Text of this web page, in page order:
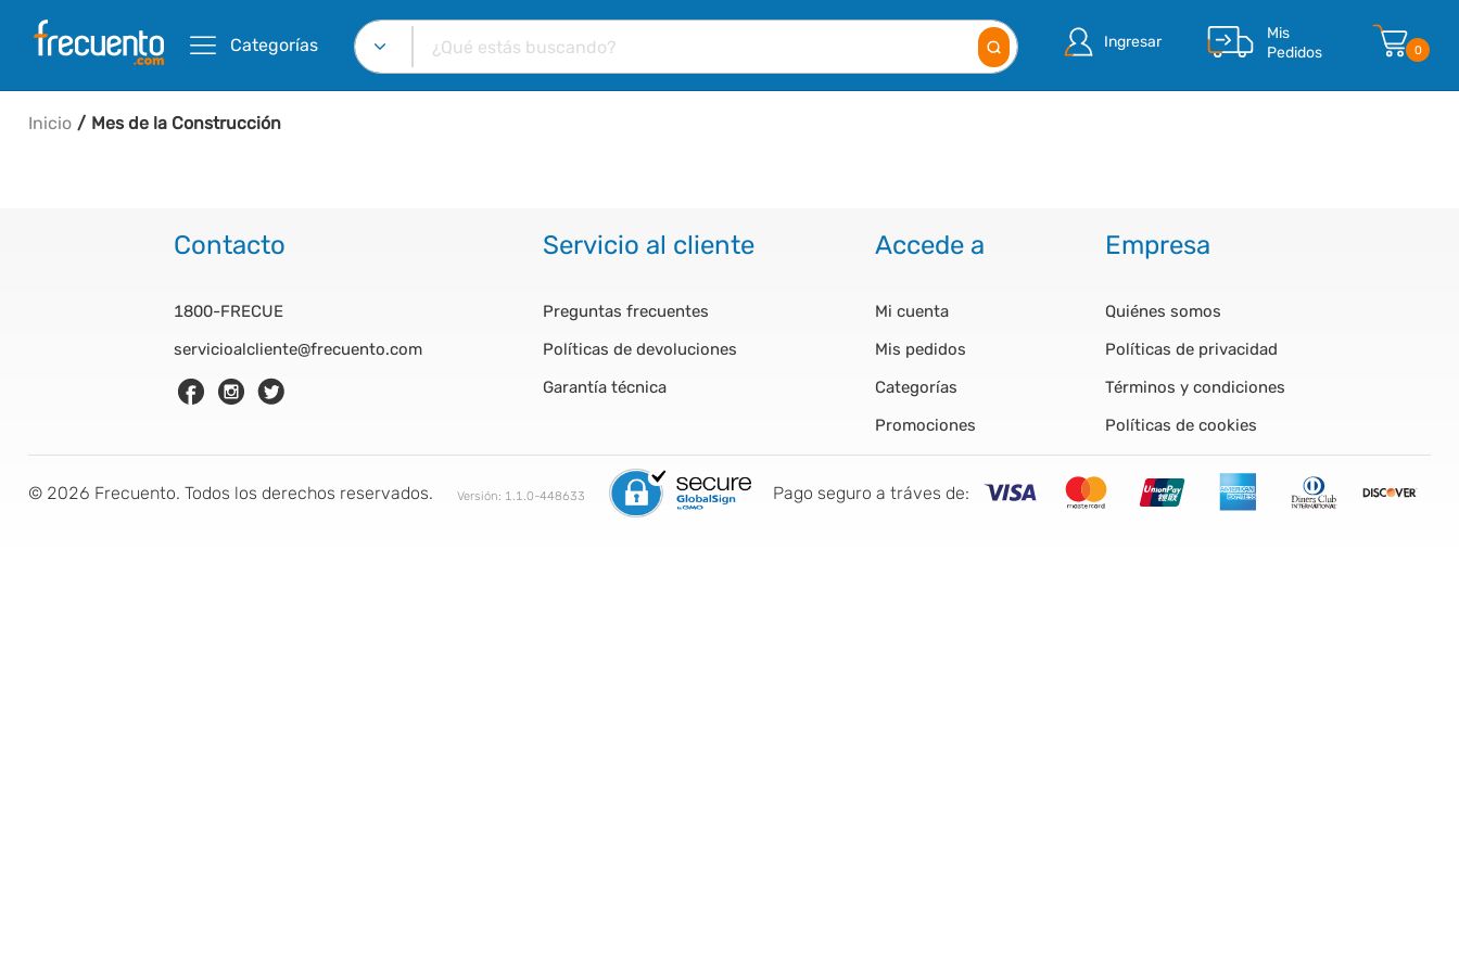
Categorías Ingresar
Mis
Pedidos
0
Inicio Mes de la Construcción
Contacto
1800-FRECUE
servicioalcliente@frecuento.com
Servicio al cliente
Preguntas frecuentes
Políticas de devoluciones
Garantía técnica
Accede a
Mi cuenta
Mis pedidos
Categorías
Promociones
Empresa
Quiénes somos
Políticas de privacidad
Términos y condiciones
Políticas de cookies
© 2026 Frecuento. Todos los derechos reservados. Versión: 1.1.0-448633 Pago seguro a tráves de: